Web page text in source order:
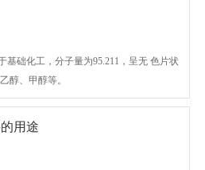
基础化工，分子量为95.211，呈无 色片状
醇、甲醇等。
用途